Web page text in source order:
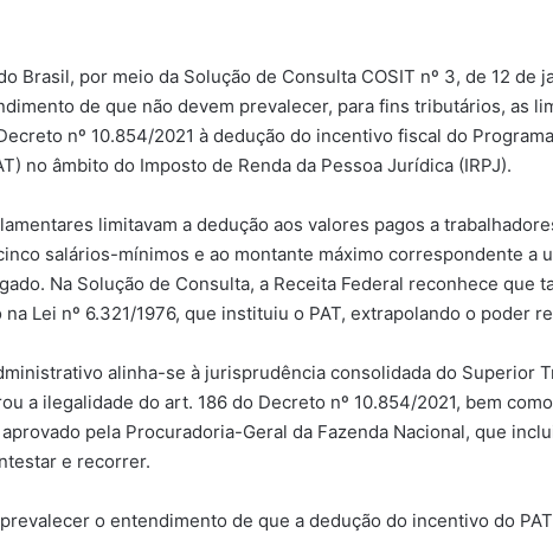
Brasil, por meio da Solução de Consulta COSIT nº 3, de 12 de
de que não devem prevalecer, para fins tributários, as
nº 10.854/2021 à dedução do incentivo fiscal do
no âmbito do Imposto de Renda da Pessoa Jurídica (IRPJ).
limitavam a dedução aos valores pagos a
salários-mínimos e ao montante máximo correspondente a
Na Solução de Consulta, a Receita Federal reconhece que
Lei nº 6.321/1976, que instituiu o PAT, extrapolando o poder
alinha-se à jurisprudência consolidada do Superior
a ilegalidade do art. 186 do Decreto nº 10.854/2021, bem
pela Procuradoria-Geral da Fazenda Nacional, que
e recorrer.
o entendimento de que a dedução do incentivo do